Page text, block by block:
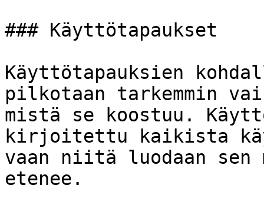
### Käyttötapaukset
Käyttötapauksien
pilkotaan tarkemmin
mistä se koostuu.
kirjoitettu kaikista
vaan niitä luodaan sen
etenee.